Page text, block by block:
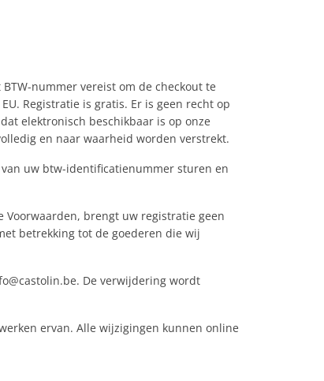
nummer vereist om de checkout te
Registratie is gratis. Er is geen recht op
elektronisch beschikbaar is op onze
en naar waarheid worden verstrekt.
uw btw-identificatienummer sturen en
Voorwaarden, brengt uw registratie geen
betrekking tot de goederen die wij
De verwijdering wordt
ervan. Alle wijzigingen kunnen online